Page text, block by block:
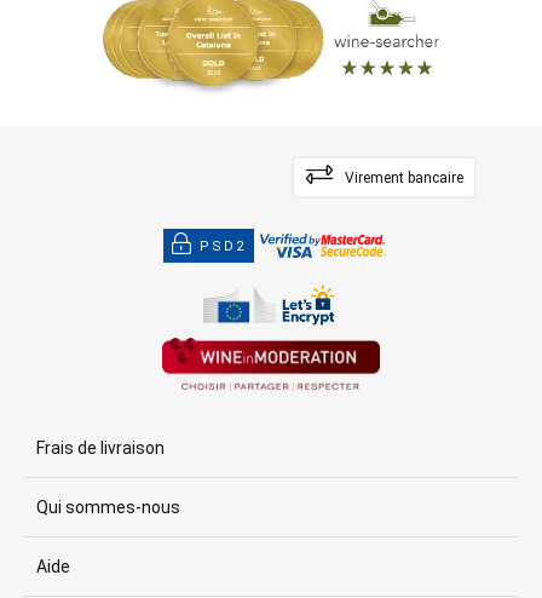
Virement bancaire
PSD2
Frais de livraison
Qui sommes-nous
Aide